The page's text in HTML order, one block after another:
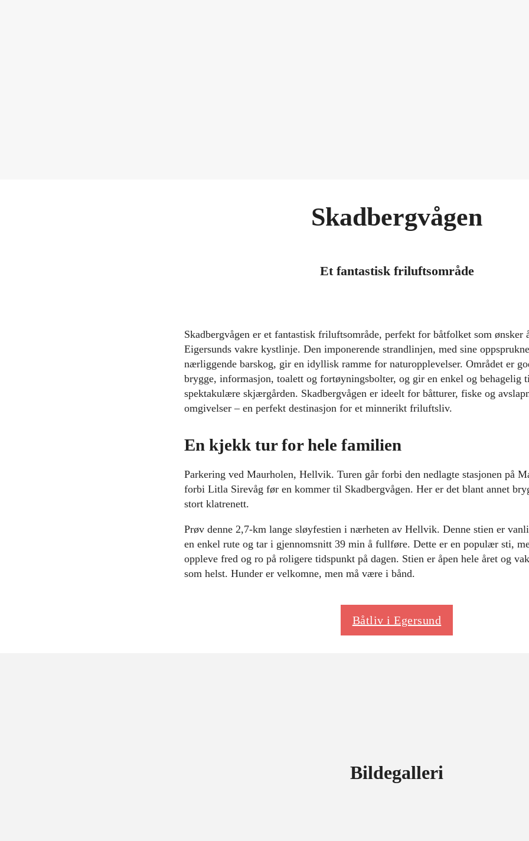
Skadbergvågen
Et fantastisk friluftsområde
Skadbergvågen er et fantastisk friluftsområde, perfekt for båtfolket som ønsker
Eigersunds vakre kystlinje. Den imponerende strandlinjen, med sine
nærliggende barskog, gir en idyllisk ramme for naturopplevelser. Området er
brygge, informasjon, toalett og fortøyningsbolter, og gir en enkel og behagelig
spektakulære skjærgården. Skadbergvågen er ideelt for båtturer, fiske og
omgivelser – en perfekt destinasjon for et minnerikt friluftsliv.
En kjekk tur for hele familien
Parkering ved Maurholen, Hellvik. Turen går forbi den nedlagte stasjonen på
forbi Litla Sirevåg før en kommer til Skadbergvågen. Her er det blant annet
stort klatrenett.
Prøv denne 2,7-km lange sløyfestien i nærheten av Hellvik. Denne stien er
en enkel rute og tar i gjennomsnitt 39 min å fullføre. Dette er en populær sti,
oppleve fred og ro på roligere tidspunkt på dagen. Stien er åpen hele året og
som helst. Hunder er velkomne, men må være i bånd.
Båtliv i Egersund
Bildegalleri